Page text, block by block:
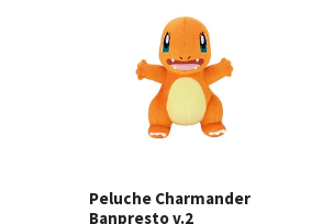
Peluche Charmander
Banpresto v.2